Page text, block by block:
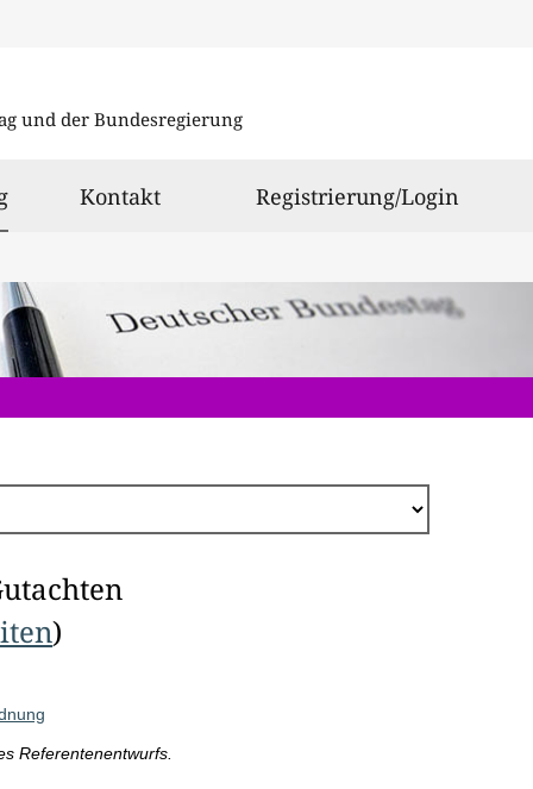
und der Bundesregierung
ausgewählt
Kontakt Registrierung/Login
)
Referentenentwurfs.